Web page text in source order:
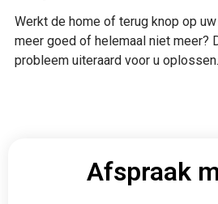
Werkt de home of terug knop op
meer goed of helemaal niet meer?
probleem uiteraard voor u oplossen.
Afspraak